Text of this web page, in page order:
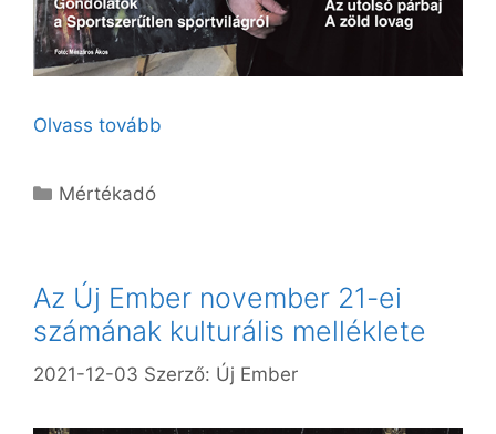
Olvass tovább
Kategória
Mértékadó
Az Új Ember november 21-ei
számának kulturális melléklete
2021-12-03 Szerző: Új Ember